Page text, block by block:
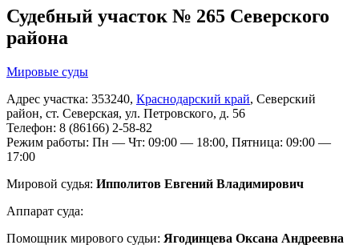
Судебный участок № 265 Северского
района
Мировые суды
Адрес участка: 353240, Краснодарский край, Северский
район, ст. Северская, ул. Петровского, д. 56
Телефон: 8 (86166) 2-58-82
Режим работы: Пн — Чт: 09:00 — 18:00, Пятница: 09:00 —
17:00
Мировой судья: Ипполитов Евгений Владимирович
Аппарат суда:
Помощник мирового судьи: Ягодинцева Оксана Андреевна